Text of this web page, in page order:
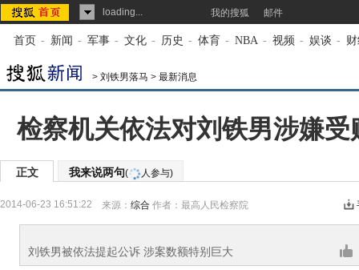
loading... 我的搜狐 邮件
首页 - 新闻 - 军事 - 文化 - 历史 - 体育 - NBA - 视频 - 娱谈 -
> 刘铁男落马 > 最新消息
检察机关依法对刘铁男涉嫌受
正文 我来说两句( 人参与)
2014-06-23 16:51:22 来源： 综合 作者：最高人民检察院
刘铁男被依法提起公诉 涉案数额特别巨大